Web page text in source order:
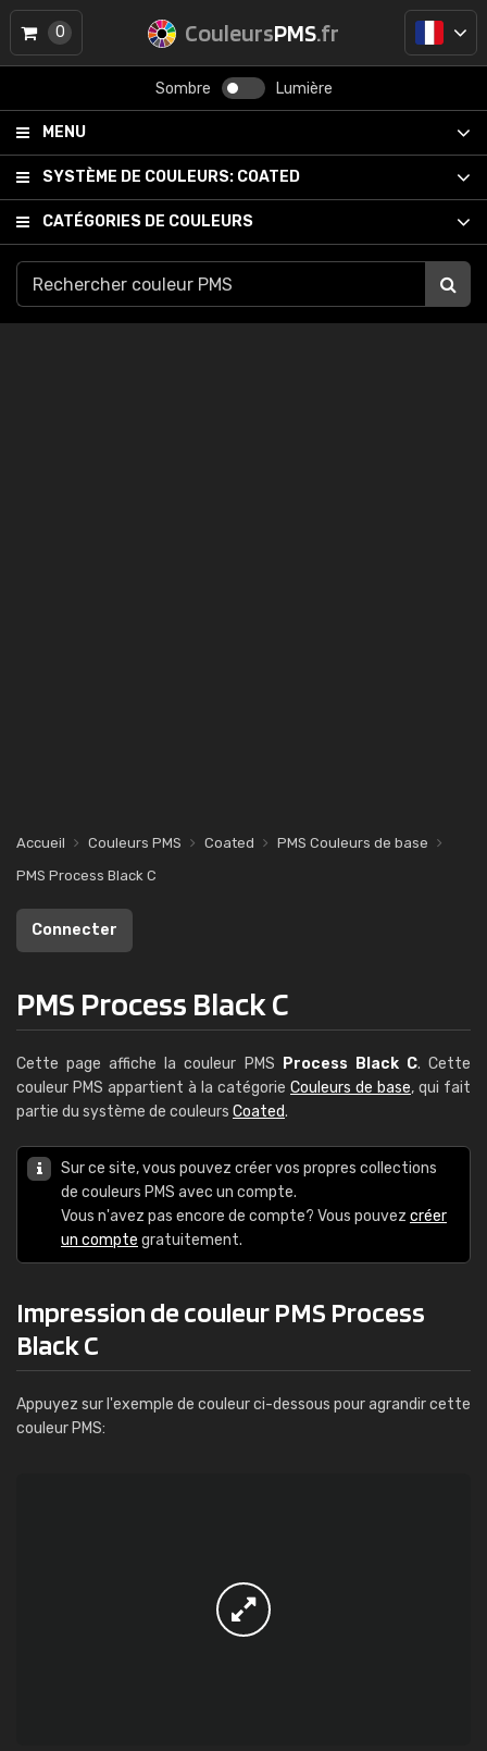
CouleursPMS.fr
Sombre Lumière
MENU
SYSTÈME DE COULEURS: COATED
CATÉGORIES DE COULEURS
0
Accueil Couleurs PMS Coated
PMS Couleurs de base
PMS Process Black C
Connecter
PMS Process Black C
Cette page affiche la couleur PMS Process Black C. Cette
couleur PMS appartient à la catégorie Couleurs de base, qui fait
partie du système de couleurs Coated.
Sur ce site, vous pouvez créer vos propres collections
de couleurs PMS avec un compte.
Vous n'avez pas encore de compte? Vous pouvez créer
un compte gratuitement.
Impression de couleur PMS Process
Black C
Appuyez sur l'exemple de couleur ci-dessous pour agrandir cette
couleur PMS: